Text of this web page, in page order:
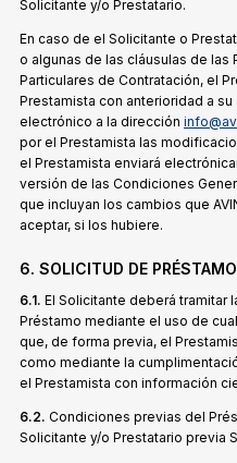
Solicitante y/o Prestatario.
En caso de el Solicitante o
o algunas de las cláusulas de
Particulares de Contratación, el
Prestamista con anterioridad a
electrónico a la dirección
por el Prestamista las
el Prestamista enviará
versión de las Condiciones
que incluyan los cambios que
aceptar, si los hubiere.
6. SOLICITUD DE PRÉSTAMO
6.1. El Solicitante deberá tramitar
Préstamo mediante el uso de
que, de forma previa, el
como mediante la
el Prestamista con información
6.2. Condiciones previas del
Solicitante y/o Prestatario previa